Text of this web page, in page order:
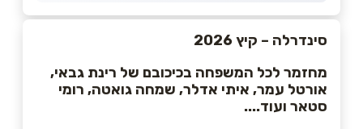
סינדרלה – קיץ 2026
מחזמר לכל המשפחה בכיכובם של רינת גבאי,
אורטל עמר, איתי אדלר, שמחה גואטה, רומי
סטאר ועוד....